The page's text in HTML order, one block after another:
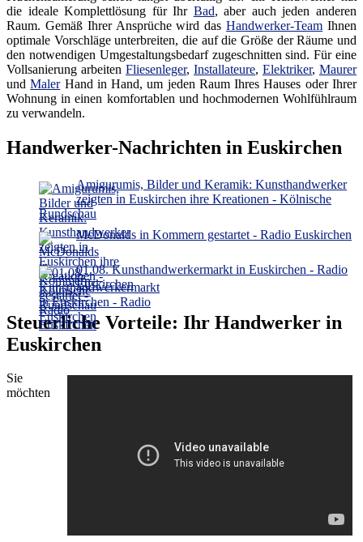
die ideale Komplettlösung für Ihr Bad, aber auch jeden anderen
Raum. Gemäß Ihrer Ansprüche wird dasHandwerker-Team Ihnen
optimale Vorschläge unterbreiten, die auf die Größe der Räume und
den notwendigen Umgestaltungsbedarf zugeschnitten sind. Für eine
Vollsanierung arbeiten Fliesenleger, Installateure, Elektriker, Maurer
undMalerHand in Hand, um jeden Raum Ihres Hauses oder Ihrer
Wohnung in einen komfortablen und hochmodernen Wohlfühlraum
zu verwandeln.
Handwerker-Nachrichten in Euskirchen
Amigurumis, Bilder und Keramik: Kunsthandwerker
zeigten in Euskirchen ihre Kreationen - Kölnische
Rundschau
McDonalds in Kommern gestartet - Radio Euskirchen
01.08. Kunsthandwerkermarkt in Euskirchen - Radio
Euskirchen
Steuerliche Vorteile: Ihr Handwerker in
Euskirchen
Sie
möchten